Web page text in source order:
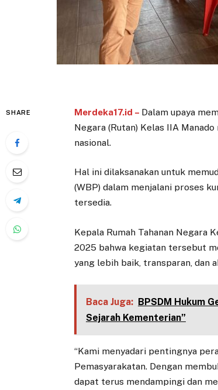
SHARE Merdeka17.id – Dalam upaya
Negara (Rutan) Kelas IIA
nasional.
Hal ini dilaksanakan untuk
(WBP) dalam menjalani proses
tersedia.
Kepala Rumah Tahanan Negara
2025 bahwa kegiatan tersebut
yang lebih baik, transparan, dan
Baca Juga: BPSDM Hukum
Sejarah Kementerian”
“Kami menyadari pentingnya
Pemasyarakatan. Dengan
dapat terus mendampingi dan